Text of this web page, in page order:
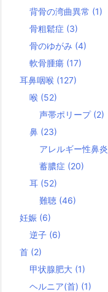
背骨の湾曲異常 (1)
骨粗鬆症 (3)
骨のゆがみ (4)
軟骨腫瘍 (17)
耳鼻咽喉 (127)
喉 (52)
声帯ポリープ (2)
鼻 (23)
アレルギー性鼻炎
蓄膿症 (20)
耳 (52)
難聴 (46)
妊娠 (6)
逆子 (6)
首 (2)
甲状腺肥大 (1)
ヘルニア(首) (1)